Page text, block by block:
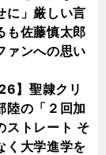
に」厳しい言
も佐藤慎太郎
ァンへの思い
】聖隷クリ
陸の「２回加
ストレート そ
く大学進学を